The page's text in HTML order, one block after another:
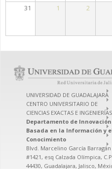
31 1 2
UNIVERSIDAD DE GUADALAJARA
CENTRO UNIVERSITARIO DE
CIENCIAS EXACTAS E INGENIERÍAS
Departamento de Innovación
Basada en la Información y
Conocimiento
Blvd. Marcelino García Barragán
#1421, esq Calzada Olímpica,
44430, Guadalajara, Jalisco,